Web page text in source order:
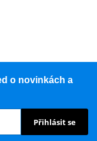
o novinkách a
Přihlásit se